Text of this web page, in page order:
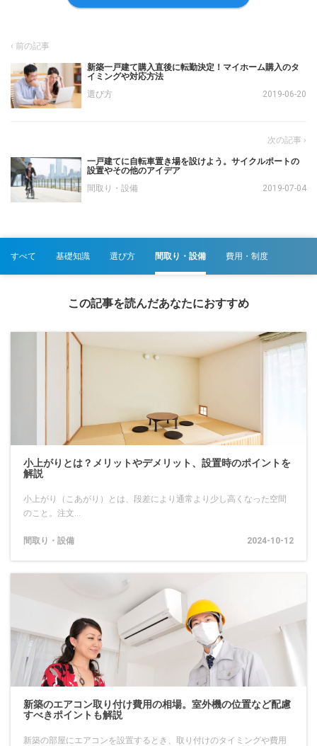
新築一戸建て購入直後に転勤決定！マイホーム購入のタ
イミングや対応方法
選び方
2019-06-20
一戸建てに自転車置き場を設けよう。サイクルポートの
設置やその他のアイデア
間取り・設備
2019-07-04
すべて 基礎知識 選び方 間取り・設備 費用・制度
この記事を読んだあなたにおすすめ
小上がりとは？メリットやデメリット、設置時のポイントを
解説
小上がり（こあがり）とは、段差により通常より少し高くなった空間
のこと。注文...
間取り・設備 2024-10-12
新築のエアコン取り付け費用の相場。室外機の位置など配慮
すべきポイントも解説
新築の部屋にエアコンを設置するとき、取り付けのタイミングや費用